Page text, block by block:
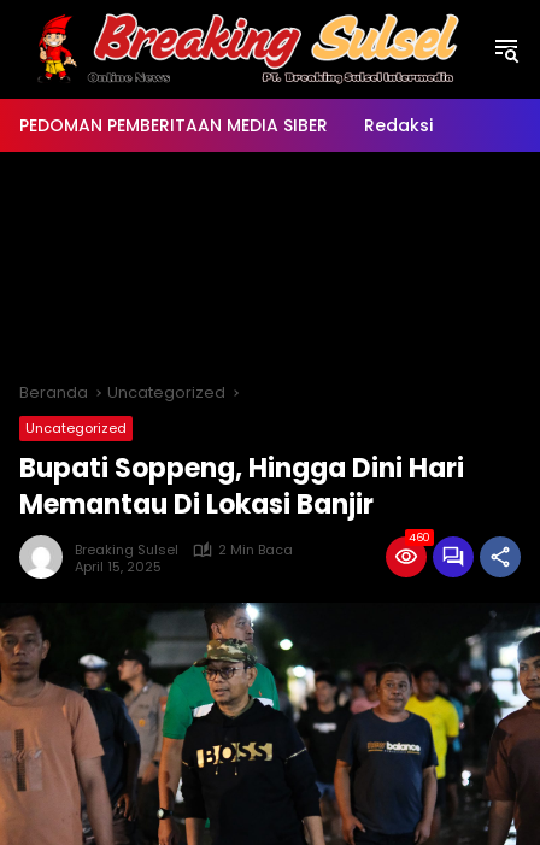
Langsung
konten
PEDOMAN PEMBERITAAN MEDIA SIBER Redaksi
Beranda Uncategorized
Uncategorized
Bupati Soppeng, Hingga Dini Hari
Memantau Di Lokasi Banjir
Breaking Sulsel
2 Min Baca
April 15, 2025
460